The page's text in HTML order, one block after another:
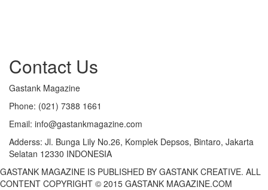
Contact Us
Gastank Magazine
Phone: (021) 7388 1661
Email: info@gastankmagazine.com
Adderss: Jl. Bunga Lily No.26, Komplek Depsos, Bintaro, Jakarta
Selatan 12330 INDONESIA
GASTANK MAGAZINE IS PUBLISHED BY GASTANK CREATIVE. ALL
CONTENT COPYRIGHT © 2015 GASTANK MAGAZINE.COM